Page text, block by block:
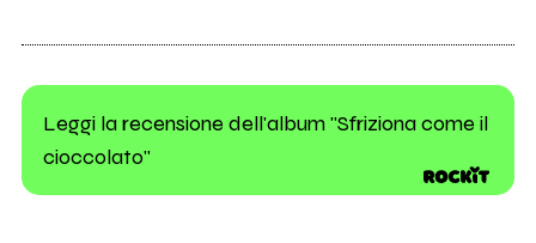
Leggi la recensione dell'album "Sfriziona come il
cioccolato"